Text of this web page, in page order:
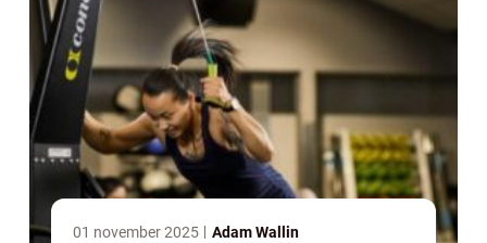
01 november 2025 Adam Wallin